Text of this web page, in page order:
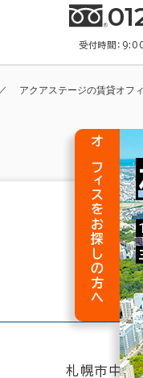
受付時間：
アクアステージの賃貸オフ
札幌市中
オフィスをお探しの方へ